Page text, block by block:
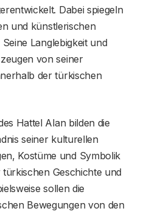
Dabei spiegeln
und künstlerischen
Langlebigkeit und
von seiner
der türkischen
Hattel Alan bilden die
seiner kulturellen
Kostüme und Symbolik
Geschichte und
sollen die
Bewegungen von den